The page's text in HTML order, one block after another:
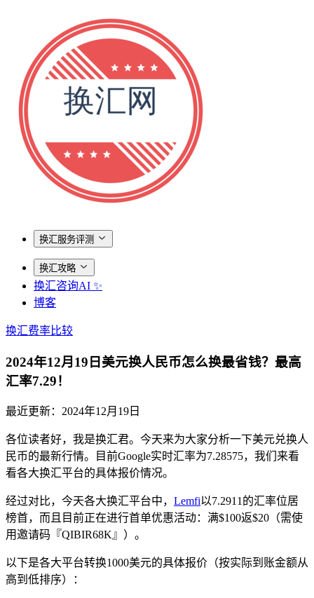
换汇服务评测
换汇攻略
换汇咨询AI ✨
博客
换汇费率比较
2024年12月19日美元换人民币怎么换最省钱？最高
汇率7.29！
最近更新： 2024年12月19日
各位读者好，我是换汇君。今天来为大家分析一下美元兑换人
民币的最新行情。目前Google实时汇率为7.28575，我们来看
看各大换汇平台的具体报价情况。
经过对比，今天各大换汇平台中， Lemfi以7.2911的汇率位居
榜首，而且目前正在进行首单优惠活动：满$100返$20（需使
用邀请码『QIBIR68K』）。
以下是各大平台转换1000美元的具体报价（按实际到账金额从
高到低排序）：